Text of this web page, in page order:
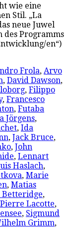
wie eine
Stil. „La
neue Juwel
Programms
en“)
Frola, Arvo
, David Dawson,
, Filippo
, Francesco
, Futaba
Jörgens,
, Ida
, Jack Bruce,
, John
, Lennart
Haslach,
, Marie
, Matias
Betteridge,
Pierre Lacotte,
, Sigmund
Grimm,